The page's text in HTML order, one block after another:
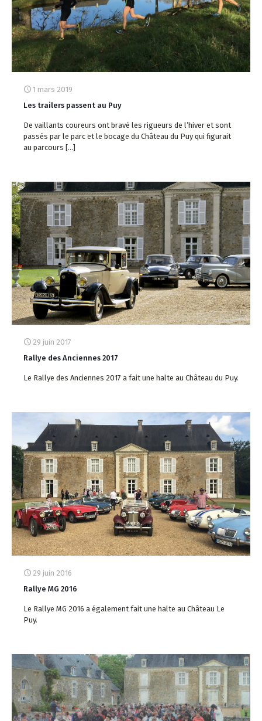
1 mars 2019
Les trailers passent au Puy
De vaillants coureurs ont bravé les rigueurs de l’hiver et sont
passés par le parc et le bocage du Château du Puy qui figurait
au parcours […]
29 juin 2017
Rallye des Anciennes 2017
Le Rallye des Anciennes 2017 a fait une halte au Château du Puy.
29 juin 2016
Rallye MG 2016
Le Rallye MG 2016 a également fait une halte au Château Le
Puy.